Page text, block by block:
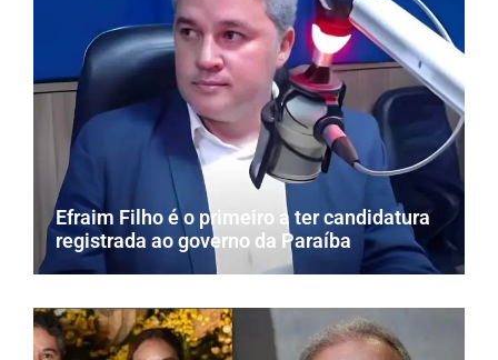
Efraim Filho é o primeiro a ter candidatura
registrada ao governo da Paraíba